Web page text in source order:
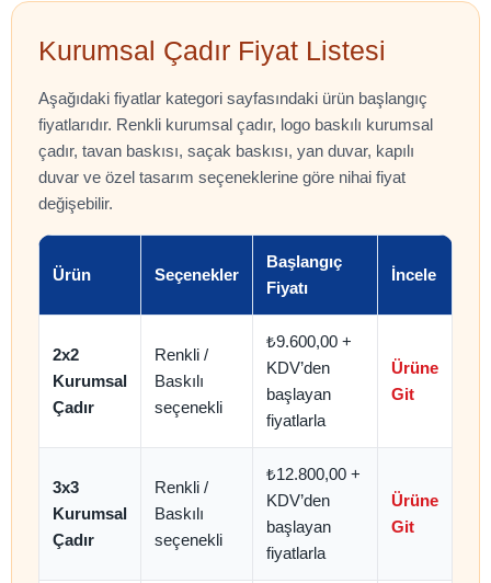
Kurumsal Çadır Fiyat Listesi
Aşağıdaki fiyatlar kategori sayfasındaki ürün başlangıç
fiyatlarıdır. Renkli kurumsal çadır, logo baskılı kurumsal
çadır, tavan baskısı, saçak baskısı, yan duvar, kapılı
duvar ve özel tasarım seçeneklerine göre nihai fiyat
değişebilir.
Ürün Seçenekler
Başlangıç
Fiyatı
İncele
2x2
Kurumsal
Çadır
Renkli /
Baskılı
seçenekli
₺9.600,00 +
KDV’den
başlayan
fiyatlarla
Ürüne
Git
3x3
Kurumsal
Çadır
Renkli /
Baskılı
seçenekli
₺12.800,00 +
KDV’den
başlayan
fiyatlarla
Ürüne
Git